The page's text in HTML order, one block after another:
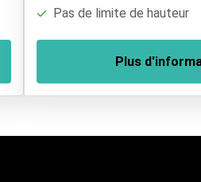
Pas de limite de hauteur
Plus